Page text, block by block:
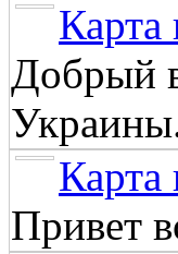
Добрый
Привет